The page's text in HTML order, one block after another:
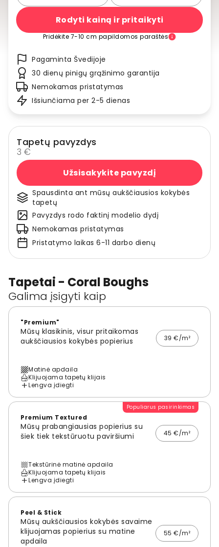
Tapetai - Coral Boughs
Galima įsigyti kaip
"Premium"
Mūsų klasikinis, visur pritaikomas
aukščiausios kokybės popierius
39 €/m²
Matinė apdaila
Klijuojama tapetų klijais
Lengva įdiegti
Populiarus pasirinkimas
Premium Textured
Mūsų prabangiausias popierius su
šiek tiek tekstūruotu paviršiumi
45 €/m²
Tekstūrinė matinė apdaila
Klijuojama tapetų klijais
Lengva įdiegti
Peel & Stick
Mūsų aukščiausios kokybės savaime
klijuojamas popierius su matine
apdaila
55 €/m²
Rodyti kainą ir pritaikyti
Pridėkite 7-10 cm papildomos paraštės
Pagaminta Švedijoje
30 dienų pinigų grąžinimo garantija
Nemokamas pristatymas
Išsiunčiama per 2-5 dienas
Tapetų pavyzdys
3 €
Užsisakykite pavyzdį
Spausdinta ant mūsų aukščiausios kokybės
tapetų
Pavyzdys rodo faktinį modelio dydį
Nemokamas pristatymas
Pristatymo laikas 6-11 darbo dienų